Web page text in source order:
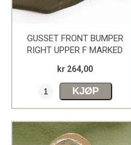
GUSSET FRONT BUMPER
RIGHT UPPER F MARKED
kr 264,00
KJØP